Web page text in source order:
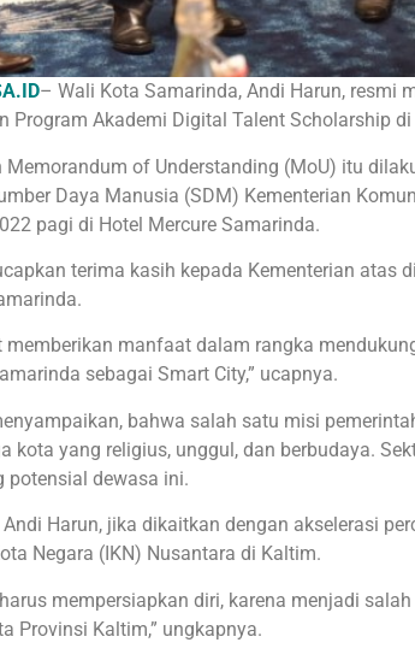
– Wali Kota Samarinda, Andi Harun, resmi
Program Akademi Digital Talent Scholarship
Memorandum of Understanding (MoU) itu
Daya Manusia (SDM) Kementerian
pagi di Hotel Mercure Samarinda.
terima kasih kepada Kementerian atas
memberikan manfaat dalam rangka
sebagai Smart City,” ucapnya.
bahwa salah satu misi
kota yang religius, unggul, dan berbudaya.
potensial dewasa ini.
Harun, jika dikaitkan dengan akselerasi
Negara (IKN) Nusantara di Kaltim.
mempersiapkan diri, karena menjadi
Provinsi Kaltim,” ungkapnya.